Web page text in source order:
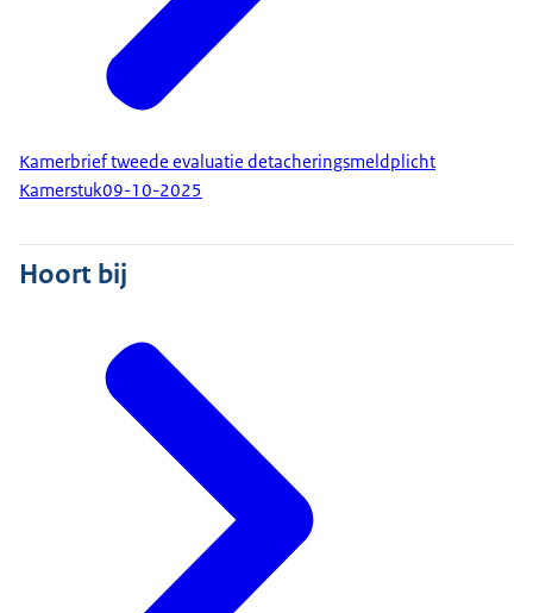
Kamerbrief tweede evaluatie detacheringsmeldplicht
Kamerstuk09-10-2025
Hoort bij